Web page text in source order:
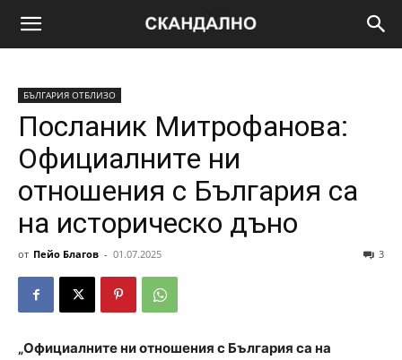
БЪЛГАРИЯ ОТБЛИЗО
Пocлaник Mитpoфaнoвa:
Oфициaлнитe ни
oтнoшeния c Бългapия ca
нa иcтopичecкo дънo
от Пейо Благов - 01.07.2025 3
„Официалните ни отношения с България са на